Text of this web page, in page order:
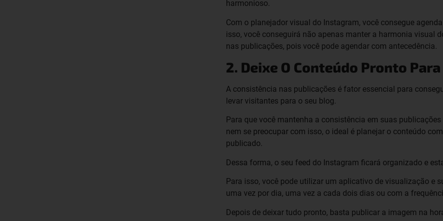
harmonioso.
Com o planejador visual do Instagram, você consegue
isso, você conseguirá não apenas manter a harmonia visual
nas publicações, pois você pode agendar com antecedência.
2. Deixe O Conteúdo Pronto
A consistência nas publicações é fator essencial para
levar visitantes para o seu blog.
Para que você mantenha a consistência em suas
nem se preocupar com isso, o ideal é planejar o conteúdo
publicado.
Dessa forma, o seu feed do Instagram ficará organizado e
Para isso, você pode utilizar um aplicativo de visualização e
uma vez por dia, uma vez a cada dois dias ou com a
Depois de deixar tudo pronto, basta publicar a imagem na